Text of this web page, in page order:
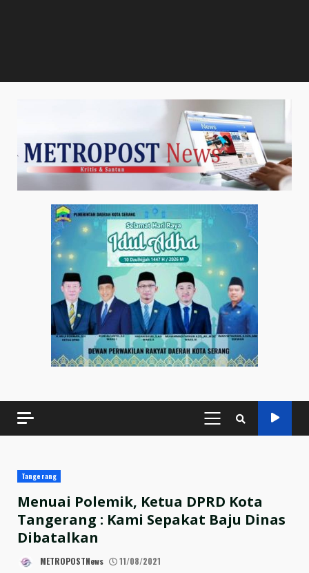
PRIMARY
MENU
Tangerang
Menuai Polemik, Ketua DPRD Kota
Tangerang : Kami Sepakat Baju Dinas
Dibatalkan
METROPOSTNews 11/08/2021